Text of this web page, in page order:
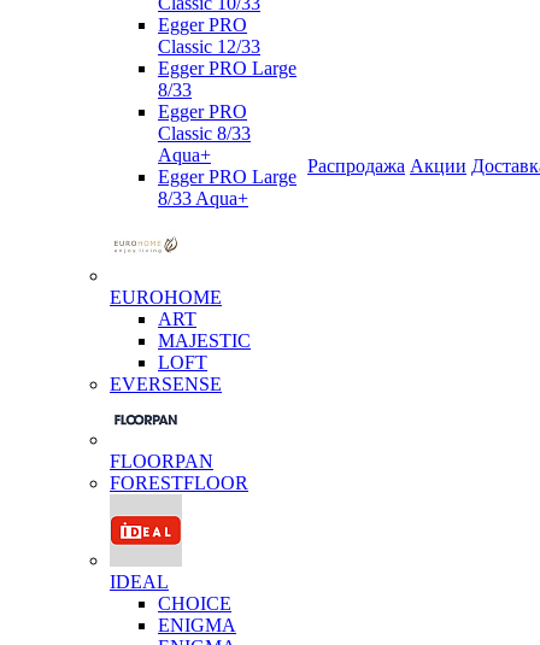
Egger PRO
Classic 12/33
Egger PRO Large
8/33
Egger PRO
Classic 8/33
Aqua+
Egger PRO Large
8/33 Aqua+
EUROHOME
ART
MAJESTIC
LOFT
EVERSENSE
FLOORPAN
FORESTFLOOR
IDEAL
CHOICE
ENIGMA
Распродажа Акции